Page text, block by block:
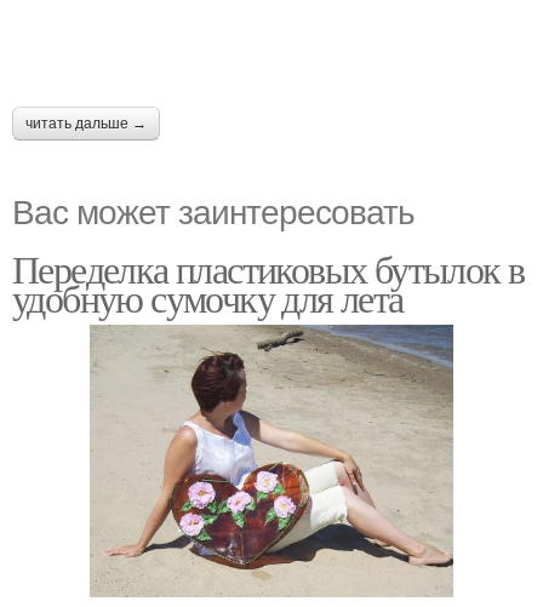
читать дальше →
Вас может заинтересовать
Переделка пластиковых бутылок в
удобную сумочку для лета